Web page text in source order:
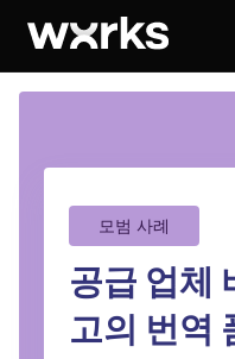
모범 사례
공급 업체
고의 번역